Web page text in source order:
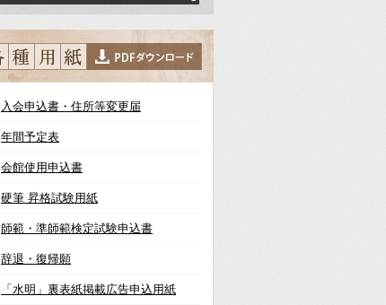
入会申込書・住所等変更届
年間予定表
会館使用申込書
硬筆 昇格試験用紙
師範・準師範検定試験申込書
辞退・復帰願
「水明」裏表紙掲載広告申込用紙